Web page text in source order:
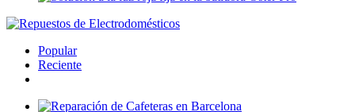
Popular
Reciente